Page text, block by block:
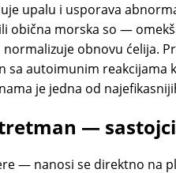
upalu i usporava
obična morska so —
obnovu ćelija.
sa autoimunim reakcijama
je jedna od
—
— nanosi se direktno na